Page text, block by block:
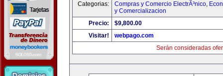
Categorias:
Compras y Comercio ElectrÃ³nico,
y Comercializacion
Precio:
$9,800.00
Visitar!
webpago.com
Serán consideradas